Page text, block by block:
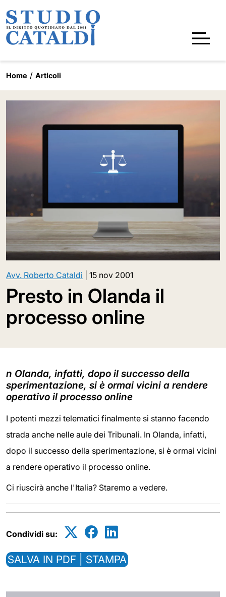
Home Articoli
Avv. Roberto Cataldi 15 nov 2001
Presto in Olanda il
processo online
n Olanda, infatti, dopo il successo della
sperimentazione, si è ormai vicini a rendere
operativo il processo online
I potenti mezzi telematici finalmente si stanno facendo
strada anche nelle aule dei Tribunali. In Olanda, infatti,
dopo il successo della sperimentazione, si è ormai vicini
a rendere operativo il processo online.
Ci riuscirà anche l'Italia? Staremo a vedere.
Condividi su:
SALVA IN PDF | STAMPA